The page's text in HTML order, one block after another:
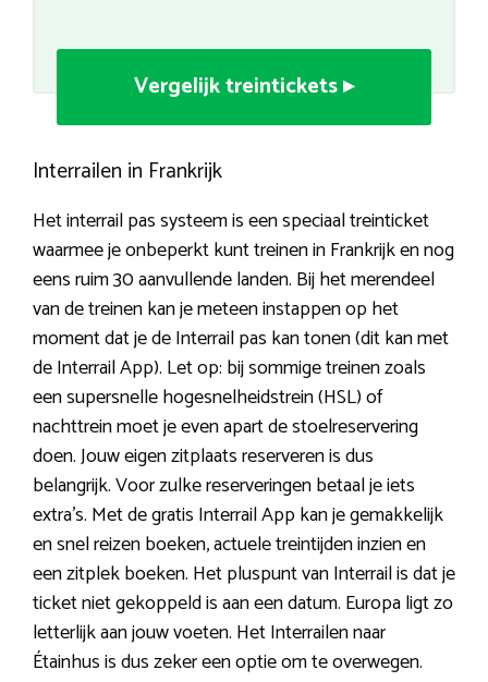
Vergelijk treintickets ▸
Interrailen in Frankrijk
Het interrail pas systeem is een speciaal treinticket
waarmee je onbeperkt kunt treinen in Frankrijk en nog
eens ruim 30 aanvullende landen. Bij het merendeel
van de treinen kan je meteen instappen op het
moment dat je de Interrail pas kan tonen (dit kan met
de Interrail App). Let op: bij sommige treinen zoals
een supersnelle hogesnelheidstrein (HSL) of
nachttrein moet je even apart de stoelreservering
doen. Jouw eigen zitplaats reserveren is dus
belangrijk. Voor zulke reserveringen betaal je iets
extra’s. Met de gratis Interrail App kan je gemakkelijk
en snel reizen boeken, actuele treintijden inzien en
een zitplek boeken. Het pluspunt van Interrail is dat je
ticket niet gekoppeld is aan een datum. Europa ligt zo
letterlijk aan jouw voeten. Het Interrailen naar
Étainhus is dus zeker een optie om te overwegen.